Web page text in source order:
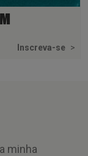
Inscreva-se >
minha